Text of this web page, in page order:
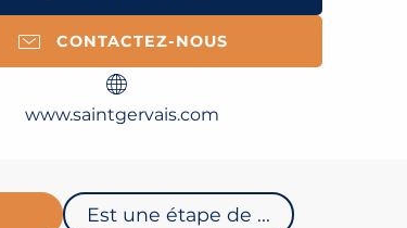
CONTACTEZ-NOUS
www.saintgervais.com
Est une étape de ...